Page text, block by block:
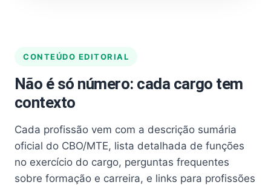
CONTEÚDO EDITORIAL
Não é só número: cada cargo tem
contexto
Cada profissão vem com a descrição sumária
oficial do CBO/MTE, lista detalhada de funções
no exercício do cargo, perguntas frequentes
sobre formação e carreira, e links para profissões